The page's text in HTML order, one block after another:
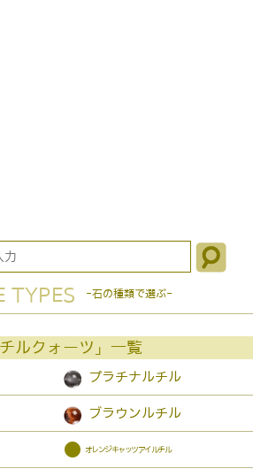
TYPES -石の種類で選ぶ-
チルクォーツ」一覧
プラチナルチル
ブラウンルチル
● オレンジキャッツアイルチル